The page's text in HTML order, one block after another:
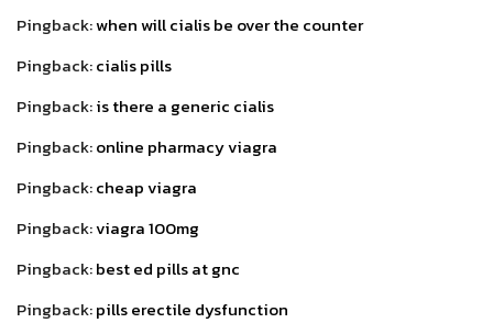
Pingback:when will cialis be over the counter
Pingback:cialis pills
Pingback:is there a generic cialis
Pingback:online pharmacy viagra
Pingback:cheap viagra
Pingback:viagra 100mg
Pingback:best ed pills at gnc
Pingback:pills erectile dysfunction